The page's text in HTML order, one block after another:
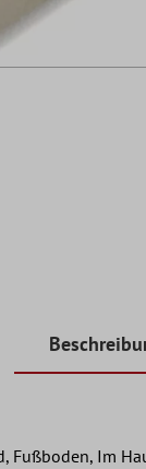
Fußboden, Im